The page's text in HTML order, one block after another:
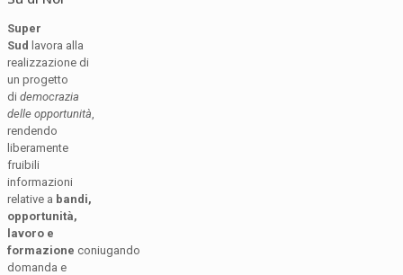
Super
Sud lavora alla
realizzazione di
un progetto
di democrazia
delle opportunità
rendendo
liberamente
fruibili
informazioni
relative a bandi,
opportunità,
lavoro e
formazione coniugando
domanda e